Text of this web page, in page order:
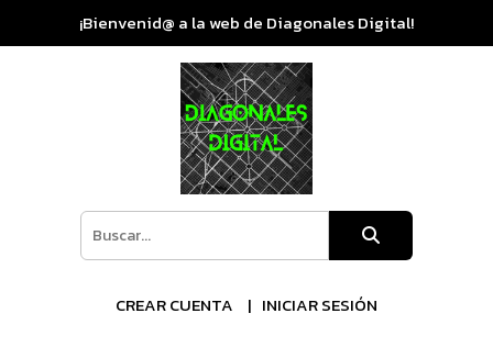
¡Bienvenid@ a la web de Diagonales Digital!
CREAR CUENTA INICIAR SESIÓN